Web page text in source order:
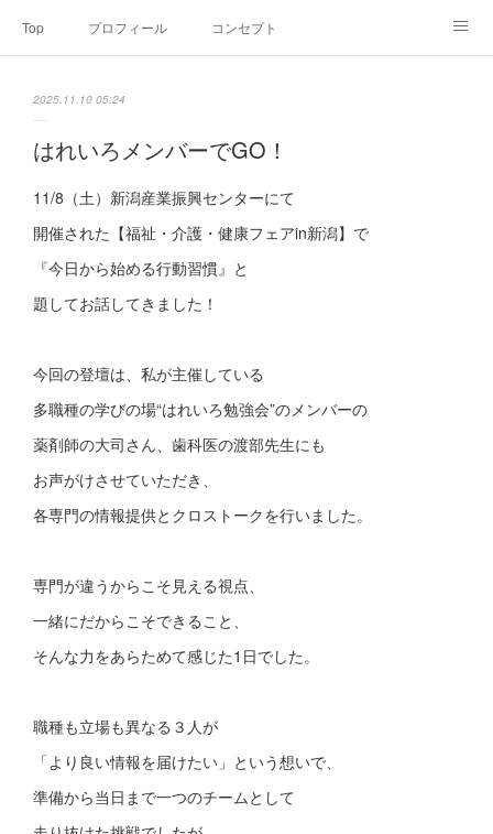
Top プロフィール コンセプト
SNS
2025.11.10 05:24
はれいろメンバーでGO！
11/8（土）新潟産業振興センターにて
開催された【福祉・介護・健康フェアin新潟】で
『今日から始める行動習慣』と
題してお話してきました！
今回の登壇は、私が主催している
多職種の学びの場“はれいろ勉強会”のメンバーの
薬剤師の大司さん、歯科医の渡部先生にも
お声がけさせていただき、
各専門の情報提供とクロストークを行いました。
専門が違うからこそ見える視点、
一緒にだからこそできること、
そんな力をあらためて感じた1日でした。
職種も立場も異なる３人が
「より良い情報を届けたい」という想いで、
準備から当日まで一つのチームとして